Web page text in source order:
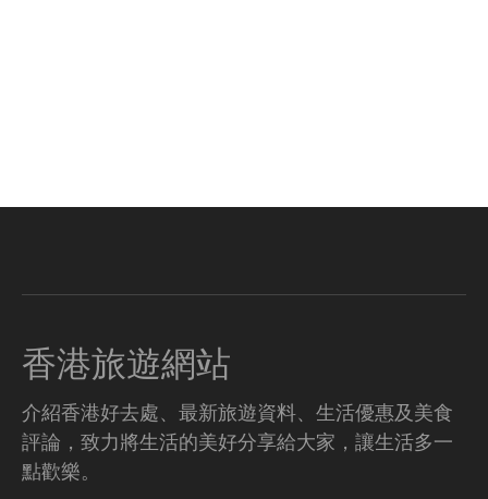
香港旅遊網站
介紹香港好去處、最新旅遊資料、生活優惠及美食
評論，致力將生活的美好分享給大家，讓生活多一
點歡樂。